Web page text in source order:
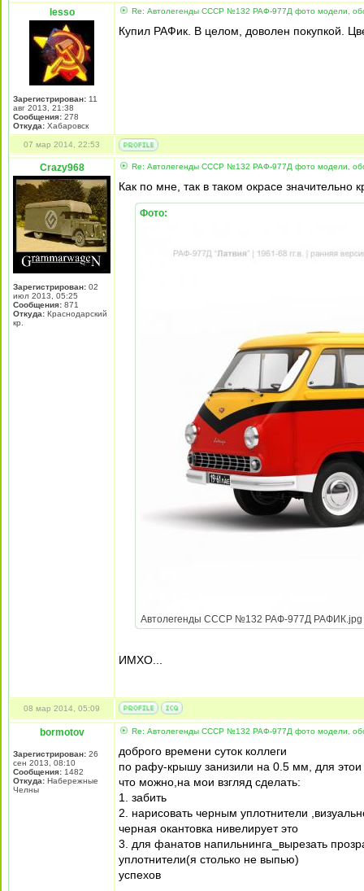
lesso
Зарегистрирован: 11
авг 2013, 21:38
Сообщения: 278
Откуда: Хабаровск
Re: Автолегенды СССР №132 РАФ-977Д фото модели,
Купил РАФик. В целом, доволен покупкой.
07 мар 2014, 22:53
Crazy968
Зарегистрирован: 02
июл 2013, 05:25
Сообщения: 871
Откуда: Краснодарский
кр.
Re: Автолегенды СССР №132 РАФ-977Д фото модели,
Как по мне, так в таком окрасе значительно
Фото:
Автолегенды СССР №132 РАФ-977Д РАФИК.jpg
ИМХО...
08 мар 2014, 05:09
bormotov
Зарегистрирован: 26
сен 2013, 08:10
Сообщения: 1482
Откуда: Набережные
Челны
Re: Автолегенды СССР №132 РАФ-977Д фото модели,
доброго времени суток коллеги
по рафу-крышу занизили на 0.5 мм, для
что можно,на мои взгляд сделать:
1. забить
2. нарисовать черным уплотнители
черная окантовка нивелирует это
3. для фанатов напильнинга_вырезать
уплотнители(я столько не выпью)
успехов